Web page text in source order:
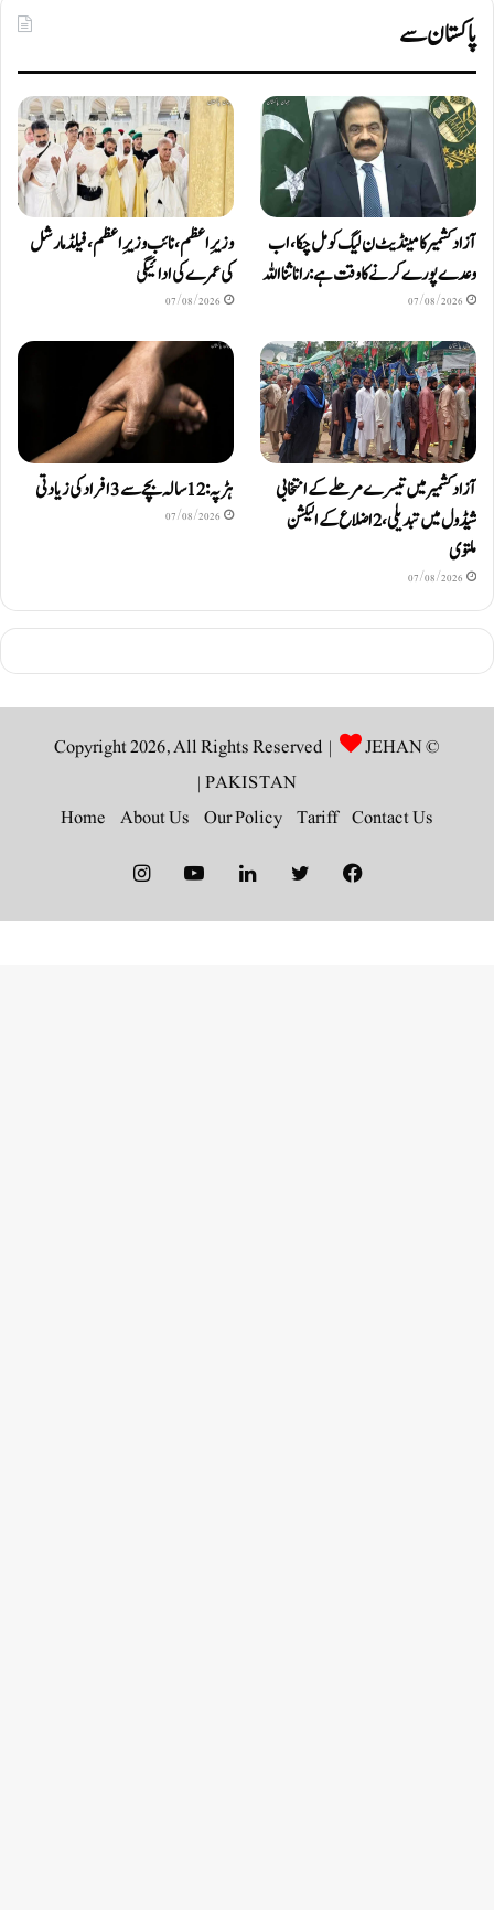
پاکستان سے
آزاد کشمیر کا مینڈیٹ ن لیگ کو مل چکا، اب
وعدے پورے کرنے کا وقت ہے: رانا ثنا اللہ
07/08/2026
وزیرِاعظم، نائب وزیرِ اعظم، فیلڈ مارشل
کی عمرے کی ادائیگی
07/08/2026
آزادکشمیر میں تیسرے مرحلے کے انتخابی
شیڈول میں تبدیلی، 2 اضلاع کے الیکشن
ملتوی
07/08/2026
ہڑپہ: 12 سالہ بچے سے 3 افراد کی زیادتی
07/08/2026
© Copyright 2026, All Rights Reserved |
JEHAN
PAKISTAN
|
Contact Us
Tariff
Our Policy
About Us
Home
Facebook
Twitter
LinkedIn
YouTube
Instagram